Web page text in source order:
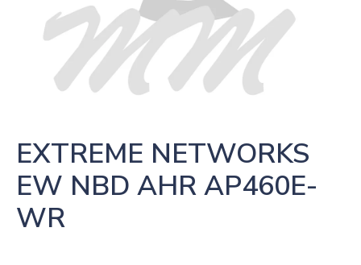
EXTREME NETWORKS
EW NBD AHR AP460E-
WR